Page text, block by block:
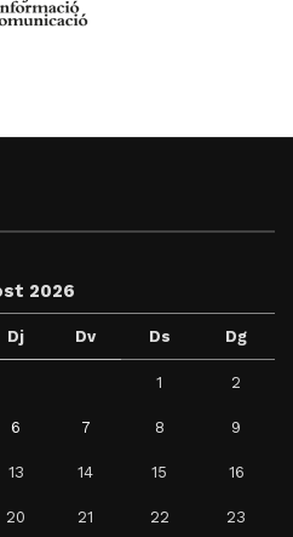
2026
Dj Dv Ds Dg
1 2
6 7 8 9
13 14 15 16
20 21 22 23